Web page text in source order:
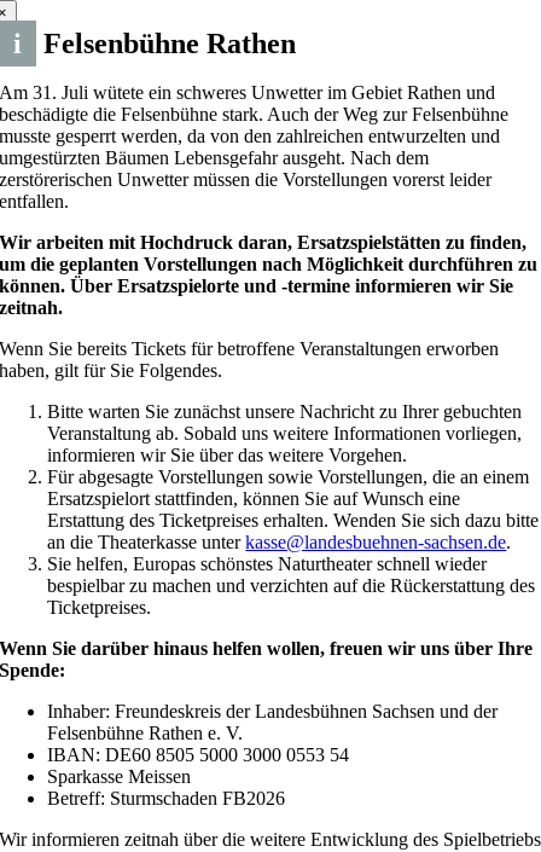
i Felsenbühne Rathen
Am 31. Juli wütete ein schweres Unwetter im Gebiet Rathen und
beschädigte die Felsenbühne stark. Auch der Weg zur Felsenbühne
musste gesperrt werden, da von den zahlreichen entwurzelten und
umgestürzten Bäumen Lebensgefahr ausgeht. Nach dem
zerstörerischen Unwetter müssen die Vorstellungen vorerst leider
entfallen.
Wir arbeiten mit Hochdruck daran, Ersatzspielstätten zu finden,
um die geplanten Vorstellungen nach Möglichkeit durchführen zu
können. Über Ersatzspielorte und -termine informieren wir Sie
zeitnah.
Wenn Sie bereits Tickets für betroffene Veranstaltungen erworben
haben, gilt für Sie Folgendes.
Bitte warten Sie zunächst unsere Nachricht zu Ihrer gebuchten
Veranstaltung ab. Sobald uns weitere Informationen vorliegen,
informieren wir Sie über das weitere Vorgehen.
Für abgesagte Vorstellungen sowie Vorstellungen, die an einem
Ersatzspielort stattfinden, können Sie auf Wunsch eine
Erstattung des Ticketpreises erhalten. Wenden Sie sich dazu bitte
an die Theaterkasse unterkasse@landesbuehnen-sachsen.de.
Sie helfen, Europas schönstes Naturtheater schnell wieder
bespielbar zu machen und verzichten auf die Rückerstattung des
Ticketpreises.
Wenn Sie darüber hinaus helfen wollen, freuen wir uns über Ihre
Spende:
Inhaber: Freundeskreis der Landesbühnen Sachsen und der
Felsenbühne Rathen e. V.
IBAN: DE60 8505 5000 3000 0553 54
Sparkasse Meissen
Betreff: Sturmschaden FB2026
Wir informieren zeitnah über die weitere Entwicklung des Spielbetriebs